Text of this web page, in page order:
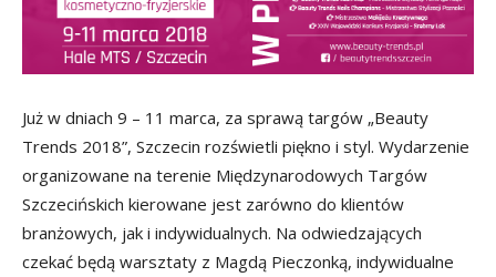
Już w dniach 9 – 11 marca, za sprawą targów „Beauty
Trends 2018”, Szczecin rozświetli piękno i styl. Wydarzenie
organizowane na terenie Międzynarodowych Targów
Szczecińskich kierowane jest zarówno do klientów
branżowych, jak i indywidualnych. Na odwiedzających
czekać będą warsztaty z Magdą Pieczonką, indywidualne